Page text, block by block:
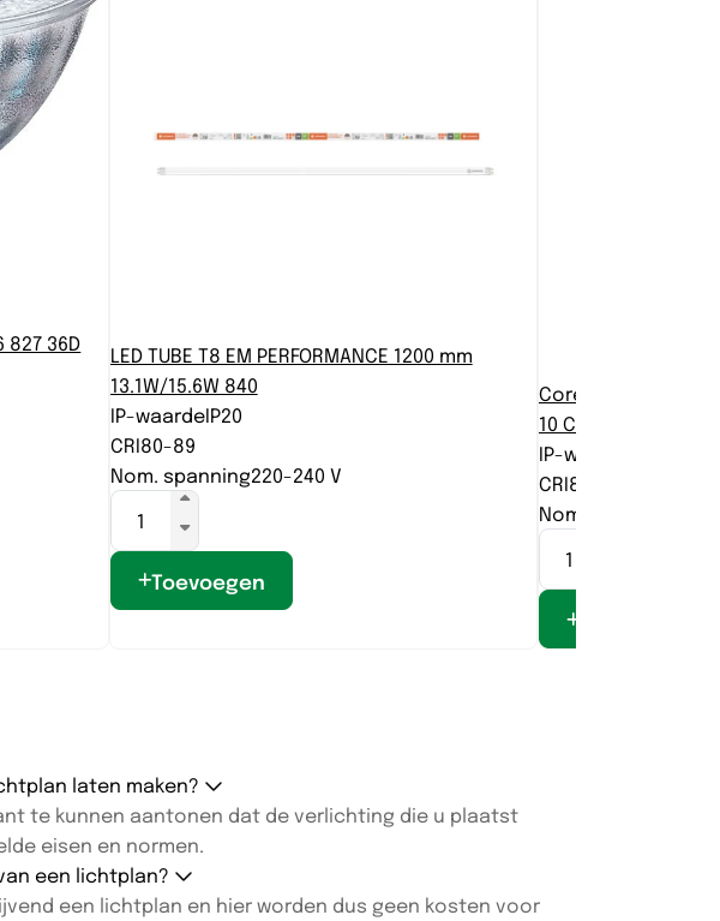
827 36D
LED TUBE T8 EM PERFORMANCE 1200 mm
13.1W/15.6W 840
IP-waardeIP20
CRI80-89
Nom. spanning220-240 V
Toevoegen
Corepro LEDspot
10 C62)
IP-waarde
CRI80-89
Nom. spanning
laten maken?
te kunnen aantonen dat de verlichting die u plaatst
eisen en normen.
een lichtplan?
een lichtplan en hier worden dus geen kosten voor